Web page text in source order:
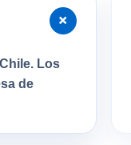
+
Los
de